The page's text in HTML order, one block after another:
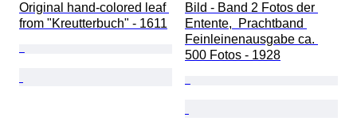
Original hand-colored leaf
from "Kreutterbuch" - 1611
Bild - Band 2 Fotos der
Entente,  Prachtband
Feinleinenausgabe ca.
500 Fotos - 1928